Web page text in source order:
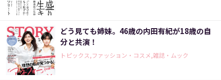
どう見ても姉妹。46歳の内田有紀が18歳の自
分と共演！
トピックス,ファッション・コスメ,雑誌・ムック